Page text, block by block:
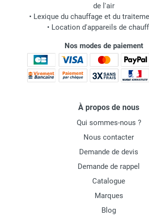
de l'air
• Lexique du chauffage et du
• Location d'appareils de
Nos modes de paiement
À propos de nous
Qui sommes-nous ?
Nous contacter
Demande de devis
Demande de rappel
Catalogue
Marques
Blog